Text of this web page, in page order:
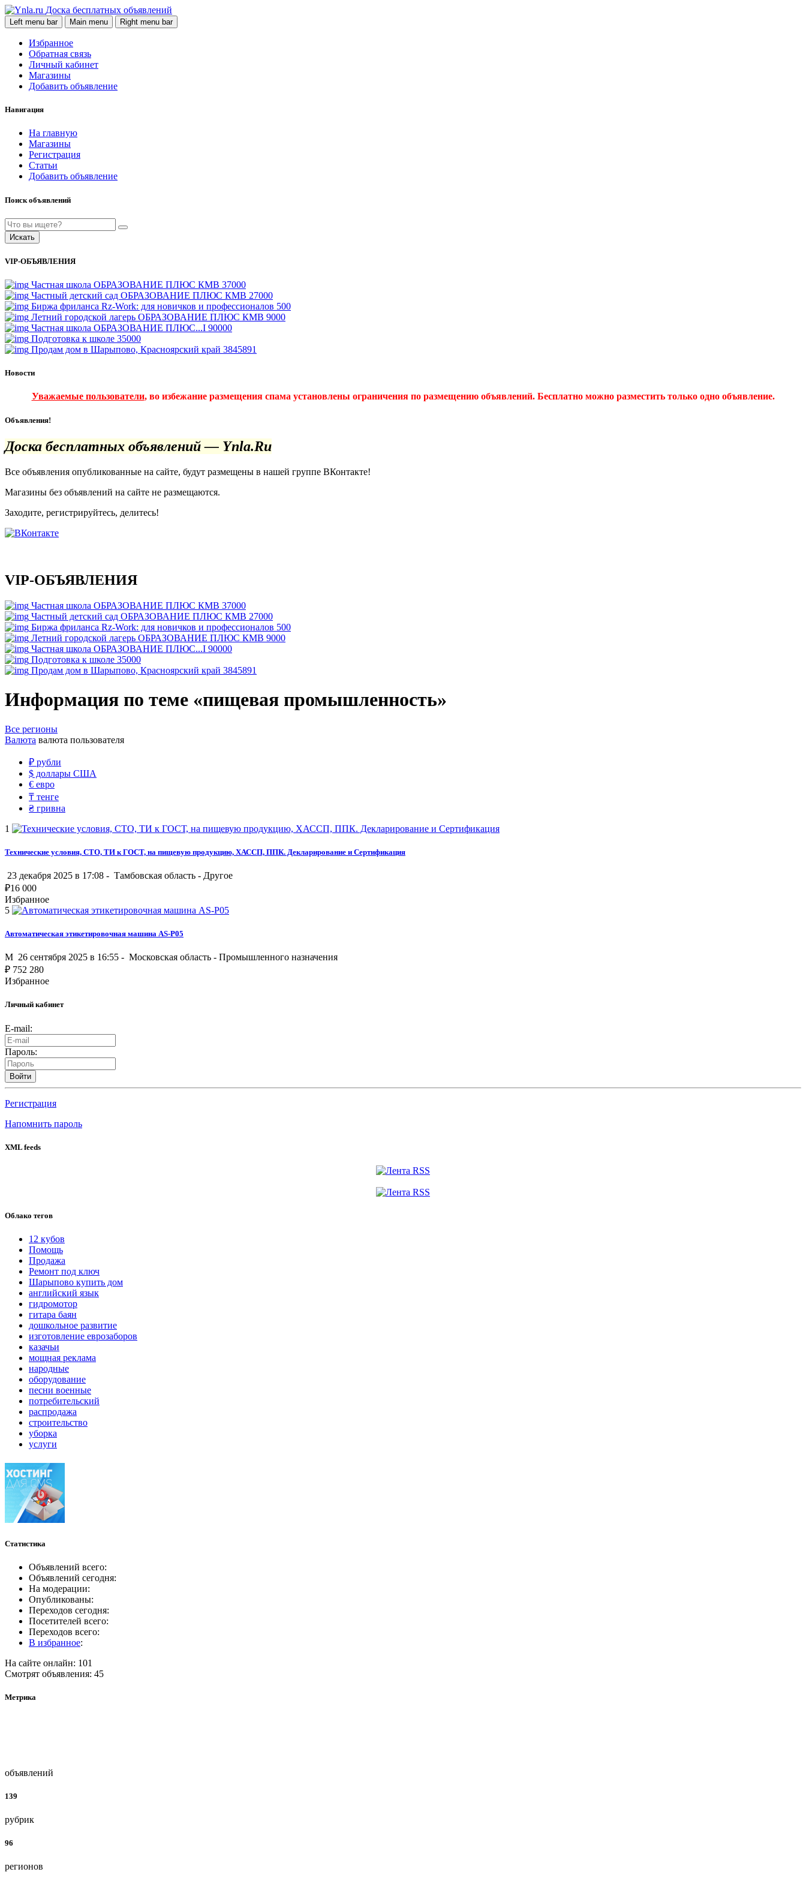
Доска бесплатных объявлений
Left menu bar Main menu Right menu bar
Избранное
Обратная связь
Личный кабинет
Магазины
Добавить объявление
Навигация
На главную
Магазины
Регистрация
Статьи
Добавить объявление
Поиск объявлений
Искать
VIP-ОБЪЯВЛЕНИЯ
Частная школа ОБРАЗОВАНИЕ ПЛЮС КМВ 37000
Частный детский сад ОБРАЗОВАНИЕ ПЛЮС КМВ 27000
Биржа фриланса Rz-Work: для новичков и профессионалов 500
Летний городской лагерь ОБРАЗОВАНИЕ ПЛЮС КМВ 9000
Частная школа ОБРАЗОВАНИЕ ПЛЮС...I 90000
Подготовка к школе 35000
Продам дом в Шарыпово, Красноярский край 3845891
Новости
Уважаемые пользователи, во избежание размещения спама установлены ограничения по размещению объявлений. Бесплатно можно разместить только одно объявление.
Объявления!
Доска бесплатных объявлений — Ynla.Ru
Все объявления опубликованные на сайте, будут размещены в нашей группе ВКонтакте!
Магазины без объявлений на сайте не размещаются.
Заходите, регистрируйтесь, делитесь!
VIP-ОБЪЯВЛЕНИЯ
Частная школа ОБРАЗОВАНИЕ ПЛЮС КМВ 37000
Частный детский сад ОБРАЗОВАНИЕ ПЛЮС КМВ 27000
Биржа фриланса Rz-Work: для новичков и профессионалов 500
Летний городской лагерь ОБРАЗОВАНИЕ ПЛЮС КМВ 9000
Частная школа ОБРАЗОВАНИЕ ПЛЮС...I 90000
Подготовка к школе 35000
Продам дом в Шарыпово, Красноярский край 3845891
Информация по теме «пищевая промышленность»
Все регионы
Валюта валюта пользователя
₽ рубли
$ доллары США
€ евро
₸ тенге
₴ гривна
1
Технические условия, СТО, ТИ к ГОСТ, на пищевую продукцию, ХАССП, ППК. Декларирование и Сертификация
23 декабря 2025 в 17:08 - Тамбовская область - Другое
₽16 000
Избранное
5
Автоматическая этикетировочная машина AS-P05
M 26 сентября 2025 в 16:55 - Московская область - Промышленного назначения
₽ 752 280
Избранное
Личный кабинет
E-mail:
Пароль:
Войти
Регистрация
Напомнить пароль
XML feeds
Облако тегов
12 кубов
Помощь
Продажа
Ремонт под ключ
Шарыпово купить дом
английский язык
гидромотор
гитара баян
дошкольное развитие
изготовление еврозаборов
казачьи
мощная реклама
народные
оборудование
песни военные
потребительский
распродажа
строительство
уборка
услуги
Статистика
Объявлений всего:
Объявлений сегодня:
На модерации:
Опубликованы:
Переходов сегодня:
Посетителей всего:
Переходов всего:
В избранное:
На сайте онлайн: 101
Смотрят объявления: 45
Метрика
объявлений
139
рубрик
96
регионов